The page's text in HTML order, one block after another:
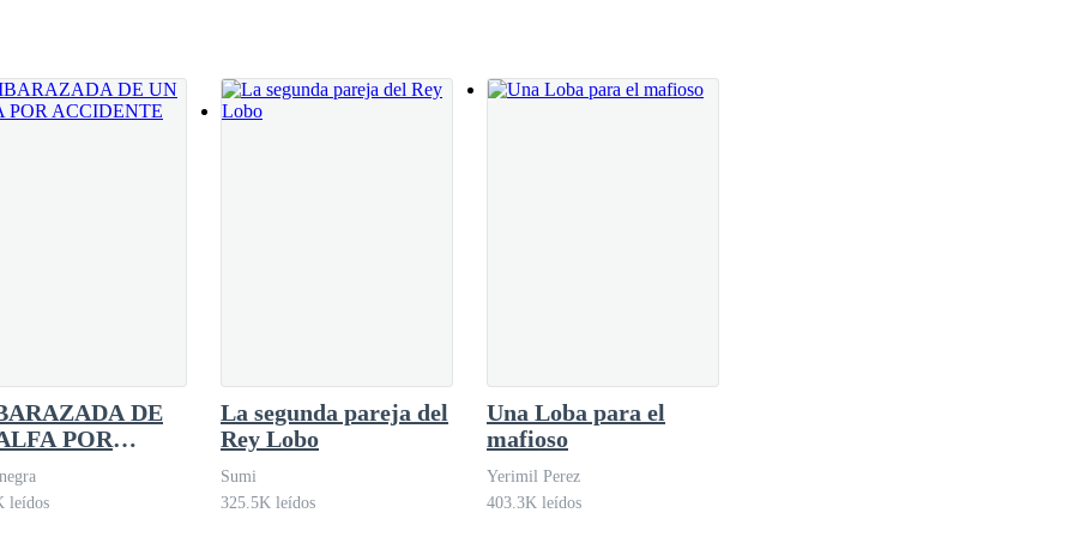
sus músculos tensos por el
DE
POR
leídos
La segunda pareja del
Rey Lobo
Sumi
325.5K leídos
Una Loba para el
mafioso
Yerimil Perez
403.3K leídos